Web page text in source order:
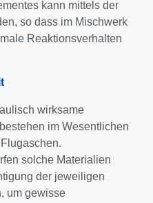
kann mittels der
so dass im Mischwerk
Reaktionsverhalten
wirksame
im Wesentlichen
solche Materialien
der jeweiligen
um gewisse